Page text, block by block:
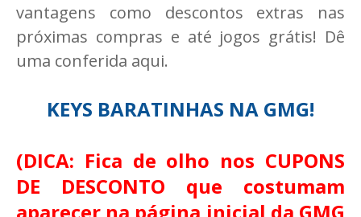
vantagens como descontos extras nas
próximas compras e até jogos grátis! Dê
uma conferida aqui.
KEYS BARATINHAS NA GMG!
(DICA: Fica de olho nos CUPONS
DE DESCONTO que costumam